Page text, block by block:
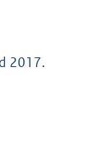
2017.